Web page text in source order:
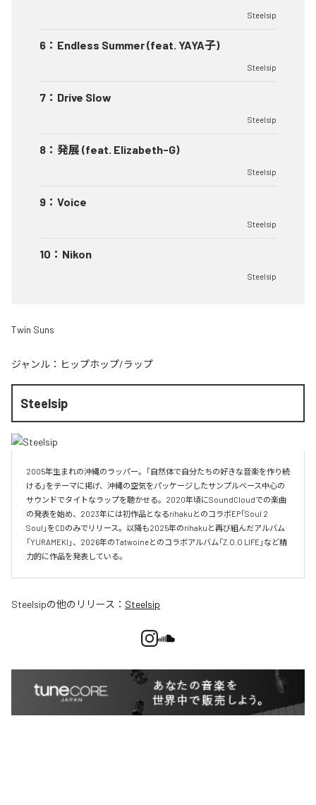
Steelsip
6 ： Endless Summer (feat. YAYA子)
Steelsip
7 ： Drive Slow
Steelsip
8 ： 発展 (feat. Elizabeth-G)
Steelsip
9 ： Voice
Steelsip
10 ： Nikon
Steelsip
Twin Suns
ジャンル： ヒップホップ/ラップ
Steelsip
2005年生まれの沖縄のラッパー。「自然体で自分たちの好きな音楽を作り続
ける」をテーマに掲げ、沖縄の空気をパッケージしたサンプルベース中心の
サウンドでタイトなラップを聴かせる。2020年頃にSoundCloudでの楽曲
の発表を始め、2023年には初作品となるrihakuとのコラボEP「Soul 2
Soul」をCDのみでリリース。以降も2025年のrihakuと再び組んだアルバム
「YURAMEKI」、2026年のTatwoineとのコラボアルバム「Z.O.O LIFE」など精
力的に作品を発表している。
Steelsipの他のリリース： Steelsip